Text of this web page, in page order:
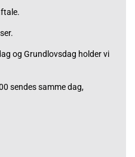
og Grundlovsdag holder vi
sendes samme dag,